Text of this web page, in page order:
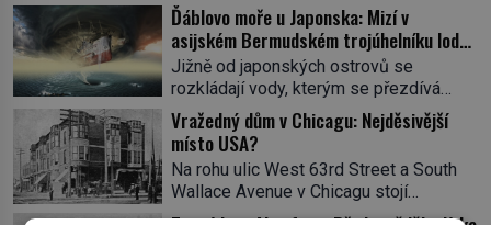
Ďáblovo moře u Japonska: Mizí v
asijském Bermudském trojúhelníku lodě
ve spárech neznámé síly?
Jižně od japonských ostrovů se
rozkládají vody, kterým se přezdívá
Ďáblovo moře. Vypráví se o lodích
mizejících beze stopy, podivných
světlech, zrádných proudech i mořských
dracích, kteří měli tyto končiny střežit už
v dávných legendách. Je tichomořský
Dračí trojúhelník skutečně prokletým
Vražedný dům v Chicagu: Nejděsivější
místo USA?
Na rohu ulic West 63rd Street a South
Wallace Avenue v Chicagu stojí
nenápadná pošta. Nemá žádný speciální